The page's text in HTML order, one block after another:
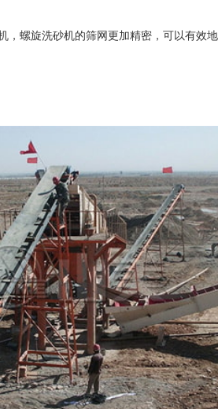
，螺旋洗砂机的筛网更加精密，可以有效